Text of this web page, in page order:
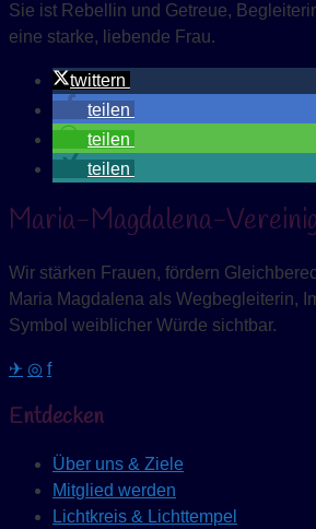
Sie ist Rebellin und Getreue,
eine starke, liebende Frau.
twittern
teilen
teilen
teilen
Maria-Magdalena-
Wir stärken Frauen, fördern
Maria Magdalena als Wegbegleiterin,
Symbol weiblicher Würde sichtbar.
✈ ◎ f
Entdecken
Über uns & Ziele
Mitglied werden
Lichtkreis & Lichttempel